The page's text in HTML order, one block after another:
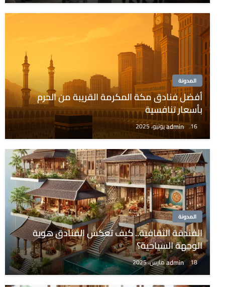
المدونة
أفضل فنادق مكة المكرمة القريبة من الحرم
بأسعار تنافسية
admin 16 يونيو، 2025
المدونة
الفندقة الثقافية.. كيف تعكس الفنادق هوية
الوجهة السياحية؟
admin 18 مارس، 2025